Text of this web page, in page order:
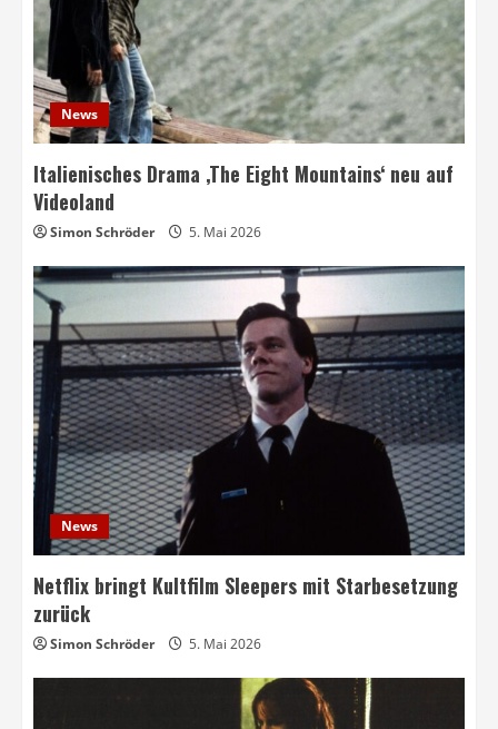
News
Italienisches Drama ‚The Eight Mountains‘ neu auf
Videoland
Simon Schröder 5. Mai 2026
News
Netflix bringt Kultfilm Sleepers mit Starbesetzung
zurück
Simon Schröder 5. Mai 2026